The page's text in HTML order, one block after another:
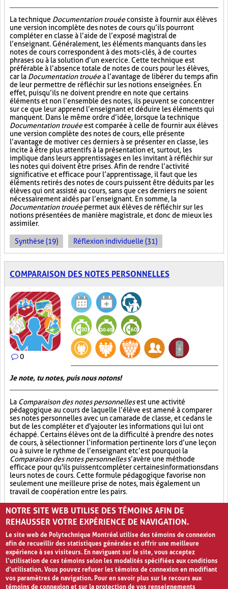
La technique Documentation trouéeconsiste à fournir aux élèves
une version incomplète des notes de cours qu’ils pourront
compléter en classe à l’aide de l’exposé magistral de
l’enseignant. Généralement, les éléments manquants dans les
notes de cours correspondent à des mots-clés, à de courtes
phrases ou à la solution d’un exercice. Cette technique est
préférable à l’absence totale de notes de cours pour les élèves,
car la Documentation trouéea l’avantage de libérer du temps afin
de leur permettre de réfléchir sur les notions enseignées. En
effet, puisqu’ils ne doivent prendre en note que certains
éléments et non l’ensemble des notes, ils peuvent se concentrer
sur ce que leur apprend l’enseignant et déduire les éléments qui
manquent. Dans le même ordre d’idée, lorsque la technique
Documentation trouéeest comparée à celle de fournir aux élèves
une version complète des notes de cours, elle présente
l’avantage de motiver ces derniers à se présenter en classe, les
incite à être plus attentifs à la présentation et, surtout, les
implique dans leurs apprentissages en les invitant à réfléchir sur
les notes qui doivent être prises. Afin de rendre l’activité
significative et efficace pour l’apprentissage, il faut que les
éléments retirés des notes de cours puissent être déduits par les
élèves qui ont assisté au cours, sans que ces derniers ne soient
nécessairement aidés par l’enseignant. En somme, la
Documentation trouéepermet aux élèves de réfléchir sur les
notions présentées de manière magistrale, et donc de mieux les
assimiler.
Synthèse (19) Réflexion individuelle (31)
COMPARAISON DES NOTES PERSONNELLES
0
Je note, tu notes, puis nous notons!
La Comparaison des notes personnellesest une activité
pédagogique au cours de laquelle l’élève est amené à comparer
ses notes personnelles avec un camarade de classe, et ce dans le
but de les compléter et d'y ajouter les informations qui lui ont
échappé. Certains élèves ont de la difficulté à prendre des notes
de cours, à sélectionner l’information pertinente lors d’une leçon
ou à suivre le rythme de l’enseignant et c’est pourquoi la
Comparaison des notes personnelless’avère une méthode
efficace pour qu'ils puissent compléter certaines informations dans
leurs notes de cours. Cette formule pédagogique favorise non
seulement une meilleure prise de notes, mais également un
travail de coopération entre les pairs.
Partage (13) Synthèse (19) Analyse critique (12)
NOTRE SITE WEB UTILISE DES TÉMOINS AFIN DE
REHAUSSER VOTRE EXPÉRIENCE DE NAVIGATION.
Le site web de Polytechnique Montréal utilise des témoins de connexion
afin de recueillir des statistiques générales et offrir une meilleure
expérience à ses visiteurs. En naviguant sur le site, vous acceptez
l’utilisation de ces témoins selon les modalités spécifiées aux conditions
d’utilisation. Vous pouvez refuser les témoins de connexion en modifiant
vos paramètres de navigation. Pour en savoir plus sur le recours aux
témoins de connexion et sur la protection de vos renseignements